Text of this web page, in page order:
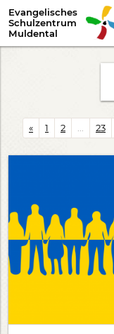
Evangelisches
Schulzentrum
Muldental
« 1 2 23